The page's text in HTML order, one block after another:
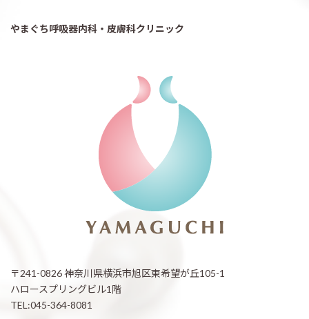
やまぐち呼吸器内科・皮膚科クリニック
〒241-0826 神奈川県横浜市旭区東希望が丘105-1
ハロースプリングビル1階
TEL:045-364-8081